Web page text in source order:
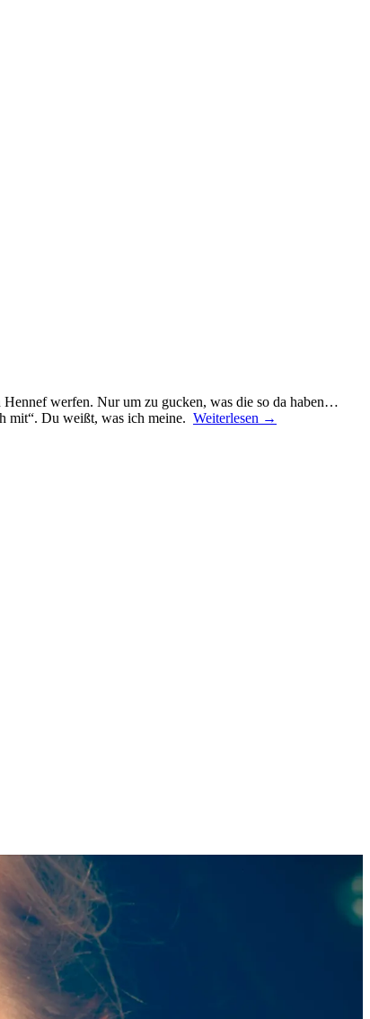
werfen. Nur um zu gucken, was die so da haben…
mit“. Du weißt, was ich meine. Weiterlesen →